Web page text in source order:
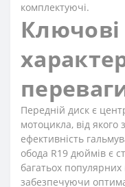
комплектуючі.
Ключові
Передній диск є
мотоцикла, від якого
ефективність
обода R19 дюймів є
багатьох
забезпечуючи